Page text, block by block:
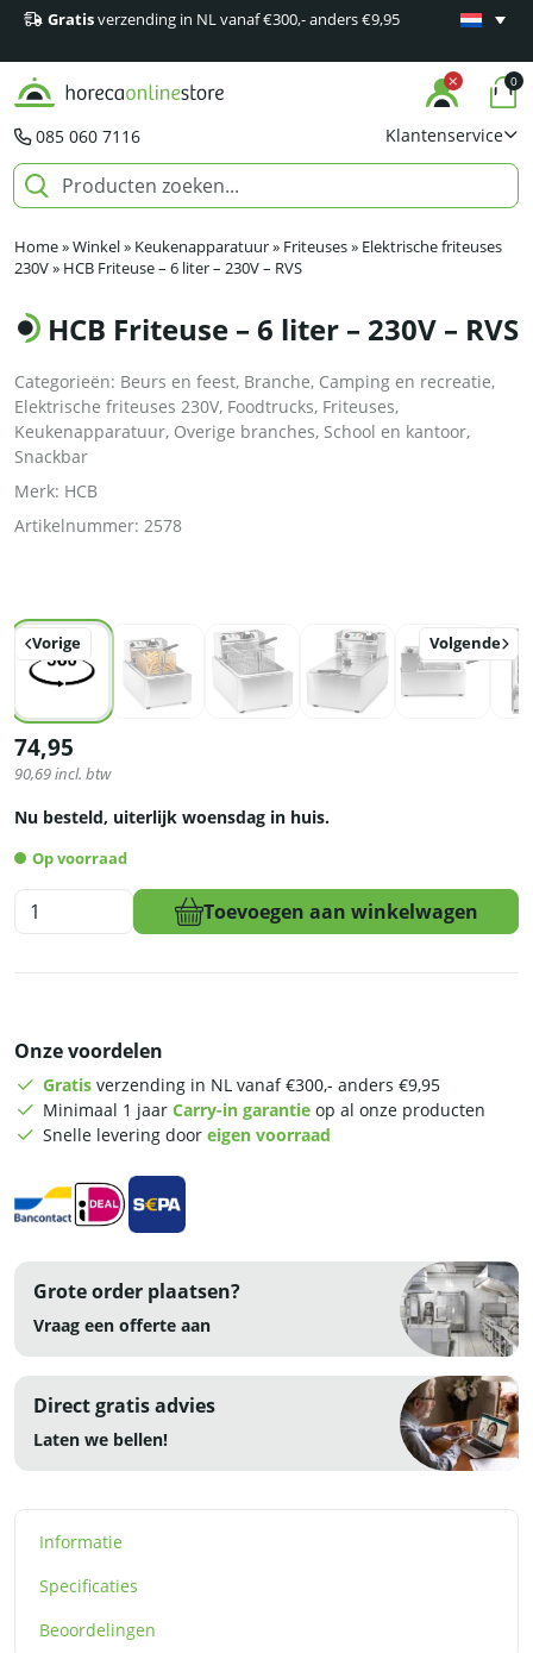
Gratisverzending in NL vanaf €300,- anders €9,95
Minimaal
085 060 7116 Klantenservice
0
Home»Winkel» Keukenapparatuur» Friteuses» Elektrische friteuses
230V» HCB Friteuse – 6 liter – 230V – RVS
HCB Friteuse – 6 liter – 230V – RVS
Categorieën: Beurs en feest, Branche, Camping en recreatie,
Elektrische friteuses 230V, Foodtrucks, Friteuses,
Keukenapparatuur, Overige branches, School en kantoor,
Snackbar
Merk: HCB
Artikelnummer: 2578
Vorige Volgende
74,95
90,69incl. btw
Nu besteld, uiterlijk woensdag in huis.
Op voorraad
HCB
Friteuse
230V
RVS
aantal
Toevoegen aan winkelwagen
Onze voordelen
Gratis verzending in NL vanaf €300,- anders €9,95
Minimaal 1 jaar Carry-in garantie op al onze producten
Snelle levering door eigen voorraad
Grote order plaatsen?
Vraag een offerte aan
Direct gratis advies
Laten we bellen!
Informatie
Specificaties
Beoordelingen